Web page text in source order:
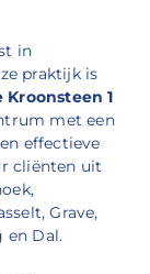
in
praktijk is
1
met een
effectieve
cliënten uit
Grave,
en Dal.